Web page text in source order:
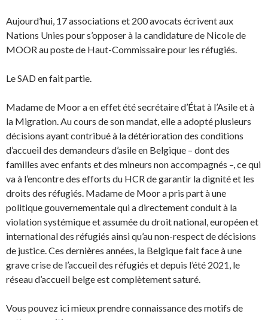
Aujourd’hui, 17 associations et 200 avocats écrivent aux
Nations Unies pour s’opposer à la candidature de Nicole de
MOOR au poste de Haut-Commissaire pour les réfugiés.
Le SAD en fait partie.
Madame de Moor a en effet été secrétaire d’État à l’Asile et à
la Migration. Au cours de son mandat, elle a adopté plusieurs
décisions ayant contribué à la détérioration des conditions
d’accueil des demandeurs d’asile en Belgique – dont des
familles avec enfants et des mineurs non accompagnés –, ce qui
va à l’encontre des efforts du HCR de garantir la dignité et les
droits des réfugiés. Madame de Moor a pris part à une
politique gouvernementale qui a directement conduit à la
violation systémique et assumée du droit national, européen et
international des réfugiés ainsi qu’au non-respect de décisions
de justice. Ces dernières années, la Belgique fait face à une
grave crise de l’accueil des réfugiés et depuis l’été 2021, le
réseau d’accueil belge est complètement saturé.
Vous pouvez ici mieux prendre connaissance des motifs de